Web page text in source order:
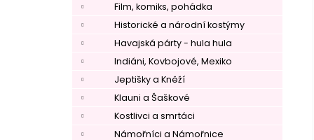
Film, komiks, pohádka
Historické a národní kostýmy
Havajská párty - hula hula
Indiáni, Kovbojové, Mexiko
Jeptišky a Kněží
Klauni a Šaškové
Kostlivci a smrtáci
Námořníci a Námořnice